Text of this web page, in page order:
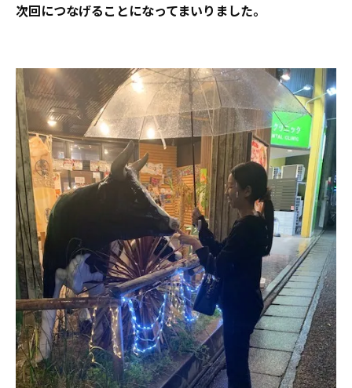
次回につなげることになってまいりました。